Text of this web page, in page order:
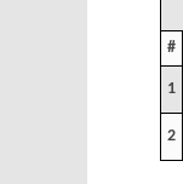
#
1
2